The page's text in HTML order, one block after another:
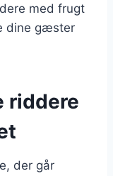
med frugt
dine gæster
riddere
der går